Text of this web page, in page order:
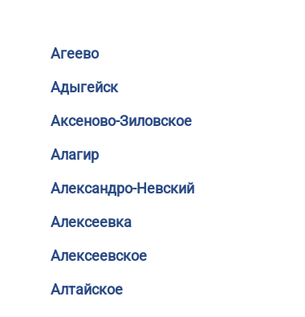
Агеево
Адыгейск
Аксеново-Зиловское
Алагир
Александро-Невский
Алексеевка
Алексеевское
Алтайское